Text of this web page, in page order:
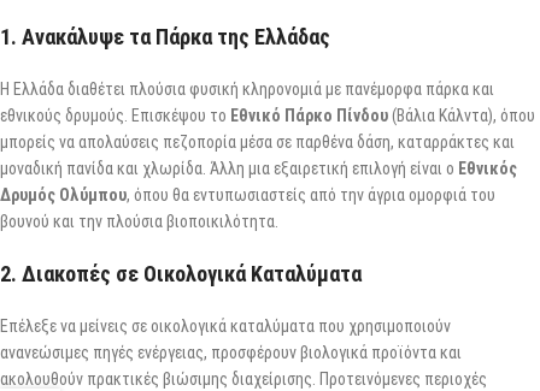
1. Ανακάλυψε τα Πάρκα της Ελλάδας
Η Ελλάδα διαθέτει πλούσια φυσική κληρονομιά με πανέμορφα πάρκα και
εθνικούς δρυμούς. Επισκέψου το Εθνικό Πάρκο Πίνδου(Βάλια Κάλντα), όπου
μπορείς να απολαύσεις πεζοπορία μέσα σε παρθένα δάση, καταρράκτες και
μοναδική πανίδα και χλωρίδα. Άλλη μια εξαιρετική επιλογή είναι ο Εθνικός
Δρυμός Ολύμπου, όπου θα εντυπωσιαστείς από την άγρια ομορφιά του
βουνού και την πλούσια βιοποικιλότητα.
2. Διακοπές σε Οικολογικά Καταλύματα
Επέλεξε να μείνεις σε οικολογικά καταλύματα που χρησιμοποιούν
ανανεώσιμες πηγές ενέργειας, προσφέρουν βιολογικά προϊόντα και
ακολουθούν πρακτικές βιώσιμης διαχείρισης. Προτεινόμενες περιοχές